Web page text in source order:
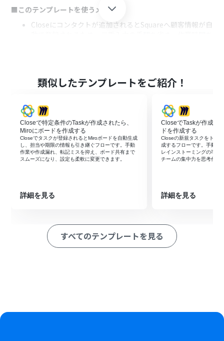
■このテンプレートを使うメリット
Closeにコンタクトが追加されるとSquareへ顧客情報が自
■フローボットの流れ
はじめに、CloseとSquareをYoomと連携します
次に、トリガーでCloseを選択し、「新しいコンタクトが
追加されたら」というアクションを設定します
次に、オペレーションでAI機能の「テキストを抽出する」
アクションを設定し、トリガーで取得した情報から顧客名
や連絡先などを抽出します
最後に、オペレーションでSquareの「顧客情報を登録す
■このワークフローのカスタムポイント
トリガーから取得した情報のうち、どの情報をどの項目
（氏名、メールアドレス、電話番号など）に登録するか
を任意で設定してください
CloseとSquareのそれぞれとYoomを連携してください。
類似したテンプレートをご紹介！
Closeで特定条件のTaskが作成されたら、
Miroにボードを作成する
Closeでタスクが登録されるとMiroボードを自動生成
し、担当や期限の情報も引き継ぐフローです。手動
作業や作成漏れ、転記ミスを抑え、ボード共有まで
スムーズになり、設定も柔軟に変更できます。
詳細を見る
CloseでTaskが作成さ
ドを作成する
Closeの新規タスクをトリ
成するフローです。手動作
レインストーミングの準備
チームの集中力を思考作業
詳細を見る
すべてのテンプレートを見る